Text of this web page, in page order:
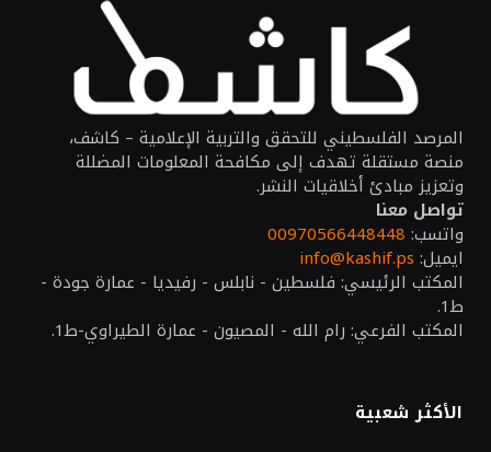
المرصد الفلسطيني للتحقق والتربية الإعلامية – كاشف،
منصة مستقلة تهدف إلى مكافحة المعلومات المضللة
وتعزيز مبادئ أخلاقيات النشر.
تواصل معنا
واتسب: 00970566448448
ايميل: info@kashif.ps
المكتب الرئيسي: فلسطين - نابلس - رفيديا - عمارة جودة -
ط1.
المكتب الفرعي: رام الله - المصيون - عمارة الطيراوي-ط1.
الأكثر شعبية